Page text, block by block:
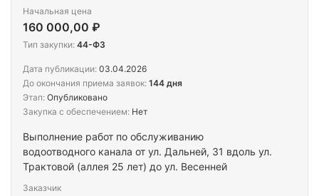
Выполнение работ по обслуживанию
водоотводного канала от ул. Дальней, 31 вдоль ул.
Трактовой (аллея 25 лет) до ул. Весенней
Заказчик
Начальная цена
160 000,00 ₽
Тип закупки: 44-ФЗ
Дата публикации: 03.04.2026
До окончания приема заявок: 144 дня
Этап: Опубликовано
Закупка с обеспечением: Нет